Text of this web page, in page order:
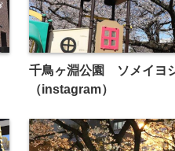
千鳥ヶ淵公園 ソメイヨ
（instagram）